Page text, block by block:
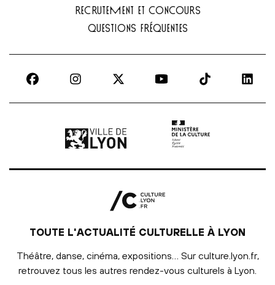
RECRUTEMENT ET CONCOURS
QUESTIONS FRÉQUENTES
Ville de Lyon | lien externeMinistère de la culture
TOUTE L'ACTUALITÉ CULTURELLE À LYON
Théâtre, danse, cinéma, expositions… Sur culture.lyon.fr,
retrouvez tous les autres rendez-vous culturels à Lyon.